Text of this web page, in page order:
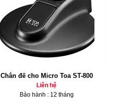
Chân đế cho Micro Toa ST-800
Liên hệ
Bảo hành : 12 tháng